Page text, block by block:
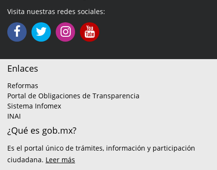
Visita nuestras redes sociales:
Enlaces
Reformas
Portal de Obligaciones de Transparencia
Sistema Infomex
INAI
¿Qué es gob.mx?
Es el portal único de trámites, información y participación
ciudadana. Leer más